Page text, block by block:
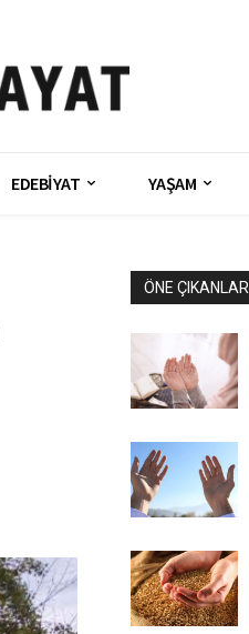
EDEBİYAT YAŞAM
ÖNE ÇIKANLAR